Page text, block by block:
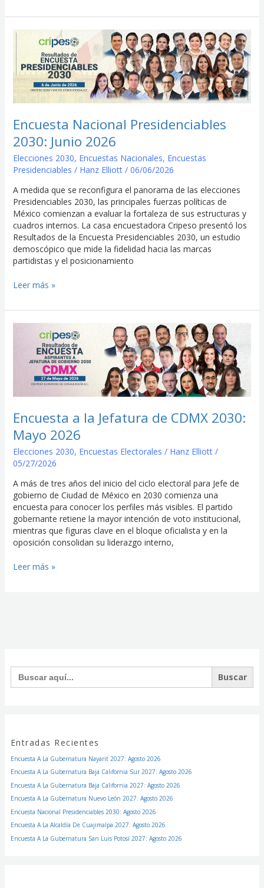
Encuesta Nacional Presidenciables
2030: Junio 2026
Elecciones 2030, Encuestas Nacionales, Encuestas
Presidenciables / Hanz Elliott / 06/06/2026
A medida que se reconfigura el panorama de las elecciones
Presidenciables 2030, las principales fuerzas políticas de
México comienzan a evaluar la fortaleza de sus estructuras y
cuadros internos. La casa encuestadora Cripeso presentó los
Resultados de la Encuesta Presidenciables 2030, un estudio
demoscópico que mide la fidelidad hacia las marcas
partidistas y el posicionamiento
Encuesta
Nacional
Presidenciables
2030:
Junio
2026
Leer más »
Encuesta a la Jefatura de CDMX 2030:
Mayo 2026
Elecciones 2030, Encuestas Electorales / Hanz Elliott /
05/27/2026
A más de tres años del inicio del ciclo electoral para Jefe de
gobierno de Ciudad de México en 2030 comienza una
encuesta para conocer los perfiles más visibles. El partido
gobernante retiene la mayor intención de voto institucional,
mientras que figuras clave en el bloque oficialista y en la
oposición consolidan su liderazgo interno,
Jefatura
CDMX
2030:
Mayo
2026
Leer más »
Buscar:
Entradas Recientes
Encuesta A La Gubernatura Nayarit 2027: Agosto 2026
Encuesta A La Gubernatura Baja California Sur 2027: Agosto 2026
Encuesta A La Gubernatura Baja California 2027: Agosto 2026
Encuesta A La Gubernatura Nuevo León 2027: Agosto 2026
Encuesta Nacional Presidenciables 2030: Agosto 2026
Encuesta A La Alcaldía De Cuajimalpa 2027: Agosto 2026
Encuesta A La Gubernatura San Luis Potosí 2027: Agosto 2026